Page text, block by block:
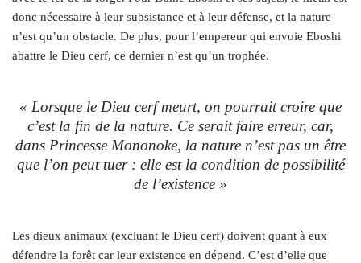
donc nécessaire à leur subsistance et à leur défense, et la nature
n’est qu’un obstacle. De plus, pour l’empereur qui envoie Eboshi
abattre le Dieu cerf, ce dernier n’est qu’un trophée.
« Lorsque le Dieu cerf meurt, on pourrait croire que
c’est la fin de la nature. Ce serait faire erreur, car,
dans Princesse Mononoke, la nature n’est pas un être
que l’on peut tuer : elle est la condition de possibilité
de l’existence »
Les dieux animaux (excluant le Dieu cerf) doivent quant à eux
défendre la forêt car leur existence en dépend. C’est d’elle que